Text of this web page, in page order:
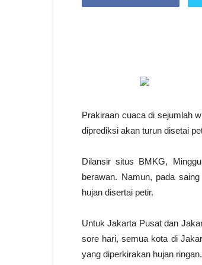
Prakiraan cuaca di sejumlah
diprediksi akan turun disetai
Dilansir situs BMKG,
berawan. Namun, pada
hujan disertai petir.
Untuk Jakarta Pusat dan
sore hari, semua kota di
yang diperkirakan hujan ringan.